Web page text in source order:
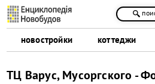
новостройки коттеджи
ТЦ Варус, Мусоргского -